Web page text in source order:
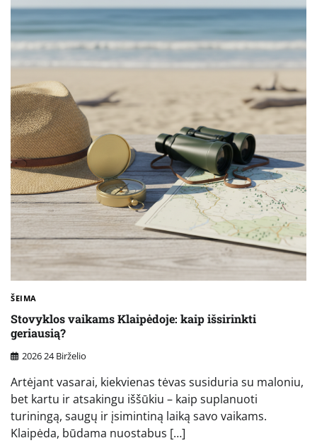
ŠEIMA
Stovyklos vaikams Klaipėdoje: kaip išsirinkti
geriausią?
2026 24 Birželio
Artėjant vasarai, kiekvienas tėvas susiduria su maloniu,
bet kartu ir atsakingu iššūkiu – kaip suplanuoti
turiningą, saugų ir įsimintiną laiką savo vaikams.
Klaipėda, būdama nuostabus […]